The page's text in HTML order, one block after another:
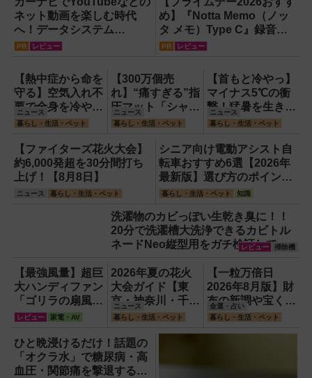
ネット動画を楽しむ時代
へ！データシステム
『U2KIT』がドライブを変
PR レビュー
め】『Notta Memo（ノッ
タ メモ）Type C』録音か
らAI自動文字起こし・翻
スレコーダー！【議事録作
成】
PR レビュー
【熱中症から命を
守る】空気入れ不
要で全身を冷やす
『ワンタッチアイ
スバス』。子ども
たちのスポーツ現
場に1台置くべき
理由
ニュース
暮らし・生活・ペット
【300万個売
れ】“痛すぎる”指
圧マット「シャク
ティマット」の新
色を渋谷で体験で
きるイベント開
催！
ニュース
暮らし・生活・ペット
【首もと冷やっ】
マイナス5℃の衝
撃！猛暑を生き抜
く携帯氷のう「ゴ
リラの冷棒」
ニュース
暮らし・生活・ペット
【ファイターズ花火大会】
約6,000発超を30分間打ち
上げ！【8月8日】
ニュース 暮らし・生活・ペット
シニア向け電動アシスト自
転車おすすめ6選【2026年
最新版】選び方のポイント
は「またぎやすさ」「軽
さ」「足つきの良さ」
暮らし・生活・ペット 知識
洗濯物のカビっぽい生乾き臭に！！
20分で洗濯槽大洗浄できるカビトル
ネードNeo縦型用をガチ検証して分
かった消臭効果
レビュー 掃除機
【最強風量】超巨
大ハンディファン
「ゴリラの扇風
機」レビュー！直
径16.5cmの巨大
ファンで想像以上
の涼しさを体感
レビュー 家電・AV
2026年夏の花火
大会ガイド【東
京・神奈川・千
葉】
ニュース
暮らし・生活・ペット
【一粒万倍日
2026年8月版】財
布の新調や宝くじ
の日記念・レイン
ボーくじ・新涼の
金運・占い
暮らし・生活・ペット
ひと晩浸けるだけ！話題の
「オクラ水」で糖尿病・高
血圧・関節痛を撃退する簡